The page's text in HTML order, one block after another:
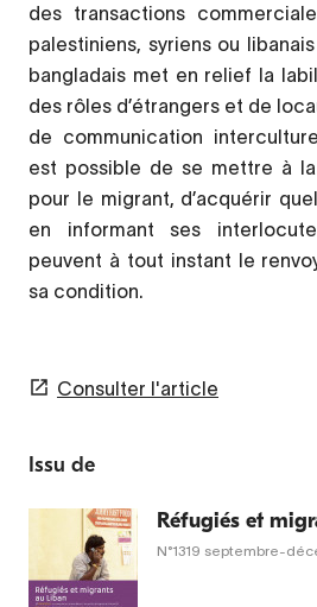
des transactions
palestiniens, syriens ou
bangladais met en relief la
des rôles d’étrangers et de
de communication
est possible de se mettre à
pour le migrant, d’acquérir
en informant ses
peuvent à tout instant le
sa condition.
Consulter l'article
Issu de
Réfugiés et
N°1319 septembre-